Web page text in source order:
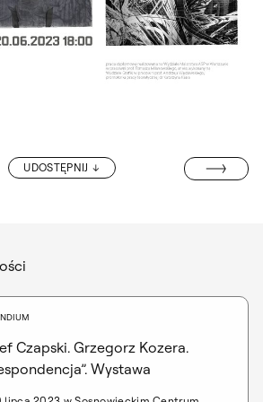
UDOSTĘPNIJ „DOM,
Czapski. Grzegorz Kozera.
Wystawa